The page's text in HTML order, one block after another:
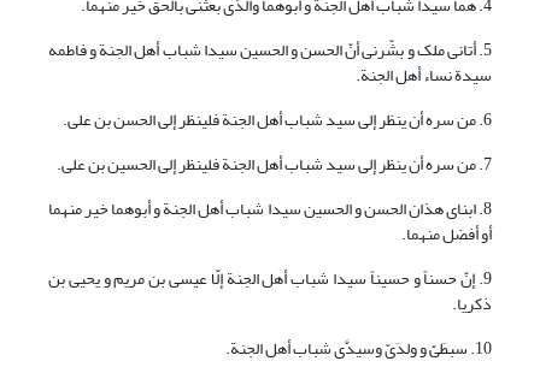
5. أتانی ملک و بشّرنی أنّ الحسن و الحسین سیدا شباب أهل الجنة و فاطمه
سیدة نساء أهل الجنة.
6. من سره أن ینظر إلی سید شباب أهل الجنة فلینظر إلی الحسن بن علی.
7. من سره أن ینظر إلی سید شباب أهل الجنة فلینظر إلی الحسین بن علی.
8. ابنای هذان الحسن و الحسین سیدا شباب أهل الجنة و أبوهما خیر منهما
أو أفضل منهما.
9. إنّ حسناً و حسیناً سیدا شباب أهل الجنة إلّا عیسی بن مریم و یحیی بن
ذکریا.
10. سبطَیّ و ولدَیّ وسیدَّی شباب أهل الجنة.